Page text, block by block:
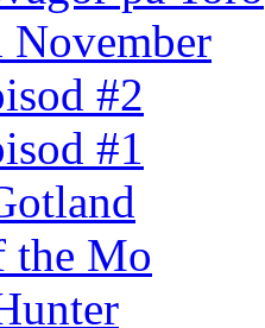
#2
#1
the Mo